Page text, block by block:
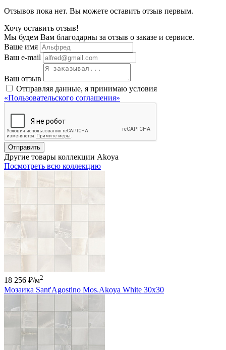
Отзывов пока нет. Вы можете оставить отзыв первым.
Хочу оставить отзыв!
Мы будем Вам благодарны за отзыв о заказе и сервисе.
Ваше имя
Ваш e-mail
Ваш отзыв
Отправляя данные, я принимаю условия
«Пользовательского соглашения»
Отправить
Другие товары коллекции Akoya
Посмотреть всю коллекцию
18 256 ₽/м2
Мозаика Sant'Agostino Mos.Akoya White 30x30